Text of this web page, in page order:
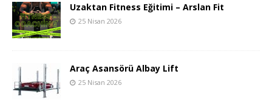
Uzaktan Fitness Eğitimi – Arslan Fit
25 Nisan 2026
Araç Asansörü Albay Lift
25 Nisan 2026